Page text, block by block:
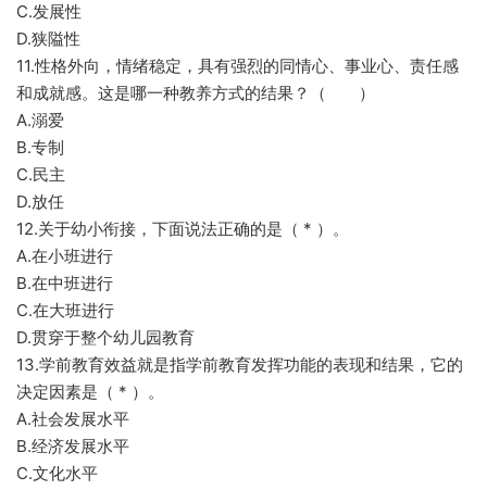
C.发展性
D.狭隘性
11.性格外向，情绪稳定，具有强烈的同情心、事业心、责任感
和成就感。这是哪一种教养方式的结果？（ ）
A.溺爱
B.专制
C.民主
D.放任
12.关于幼小衔接，下面说法正确的是（ * ）。
A.在小班进行
B.在中班进行
C.在大班进行
D.贯穿于整个幼儿园教育
13.学前教育效益就是指学前教育发挥功能的表现和结果，它的
决定因素是（ * ）。
A.社会发展水平
B.经济发展水平
C.文化水平